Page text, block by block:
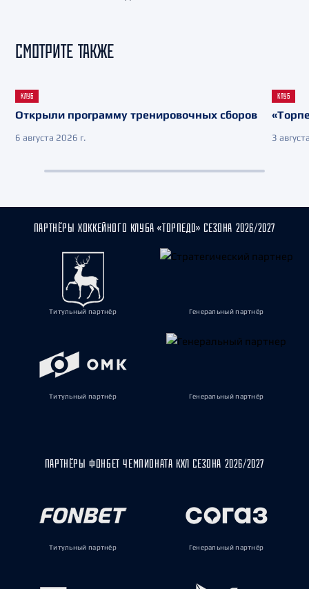
СМОТРИТЕ ТАКЖЕ
КЛУБ
Открыли программу тренировочных сборов
6 августа 2026 г.
КЛУБ
3
ПАРТНЁРЫ ХОККЕЙНОГО КЛУБА «ТОРПЕДО» СЕЗОНА 2026/2027
Титульный партнёр Генеральный партнёр
Титульный партнёр Генеральный партнёр
ПАРТНЁРЫ ФОНБЕТ ЧЕМПИОНАТА КХЛ СЕЗОНА 2026/2027
Титульный партнёр Генеральный партнёр